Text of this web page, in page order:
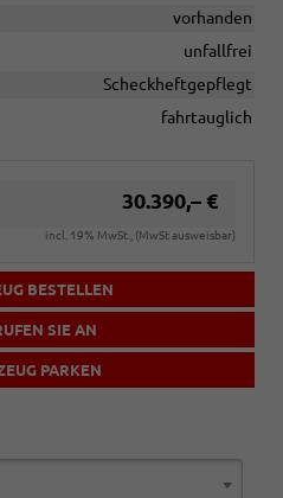
vorhanden
unfallfrei
Scheckheftgepflegt
fahrtauglich
30.390,– €
incl. 19% MwSt., (MwSt ausweisbar)
BESTELLEN
SIE AN
PARKEN